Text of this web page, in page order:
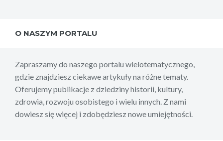
O NASZYM PORTALU
Zapraszamy do naszego portalu wielotematycznego,
gdzie znajdziesz ciekawe artykuły na różne tematy.
Oferujemy publikacje z dziedziny historii, kultury,
zdrowia, rozwoju osobistego i wielu innych. Z nami
dowiesz się więcej i zdobędziesz nowe umiejętności.